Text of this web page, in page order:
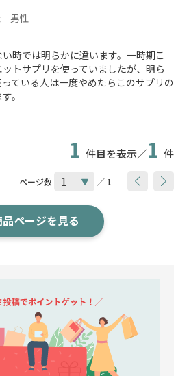
男性
時では明らかに違います。一時期こ
トサプリを使っていましたが、明ら
ている人は一度やめたらこのサプリの
。
1 件目を表示／1 件
ページ数 ／ 1
品ページを見る